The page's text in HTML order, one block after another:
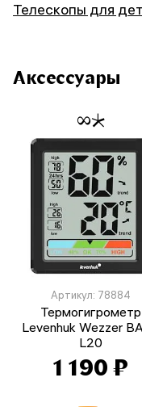
Телескопы для
Аксессуары
Артикул: 78884
Термогигрометр
Levenhuk Wezzer
L20
1 190 ₽